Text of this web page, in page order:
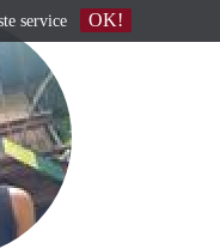
service OK!